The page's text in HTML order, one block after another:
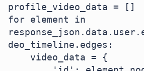
profile_video_data = []
for element in
deo_timeline.edges: